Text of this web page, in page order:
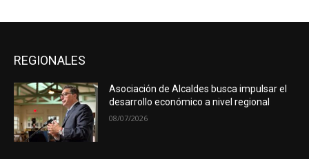
REGIONALES
Asociación de Alcaldes busca impulsar el
desarrollo económico a nivel regional
08/07/2026